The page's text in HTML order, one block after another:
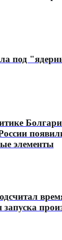
под
элементы